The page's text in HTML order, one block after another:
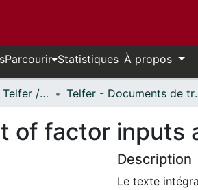
Parcourir Statistiques À propos
École de gestion Telfer // Telfer School of Management Telfer -
of factor
Description
Le texte